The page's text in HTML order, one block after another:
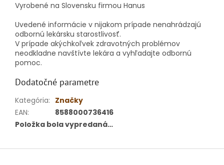
Vyrobené na Slovensku firmou Hanus
Uvedené informácie v nijakom prípade nenahrádzajú
odbornú lekársku starostlivosť.
V prípade akýchkoľvek zdravotných problémov
neodkladne navštívte lekára a vyhľadajte odbornú
pomoc.
Dodatočné parametre
Kategória: Značky
EAN:
8588000736416
Položka bola vypredaná…